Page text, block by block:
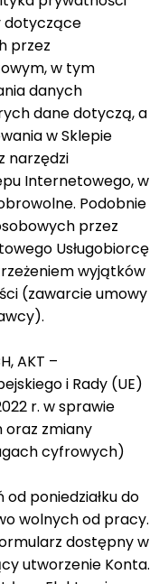
dotyczące
przez
w tym
danych
dane dotyczą, a
w Sklepie
narzędzi
Internetowego, w
Podobnie
przez
Usługobiorcę
wyjątków
(zawarcie umowy
AKT –
i Rady (UE)
r. w sprawie
oraz zmiany
cyfrowych)
od poniedziałku do
wolnych od pracy.
formularz dostępny w
utworzenie Konta.